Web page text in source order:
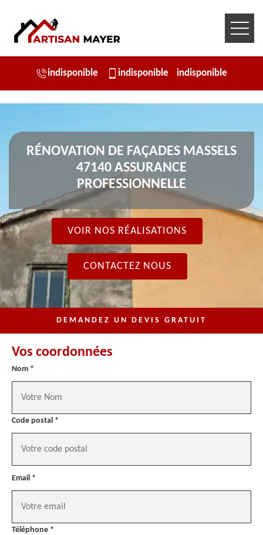
indisponible indisponible indisponible
RÉNOVATION DE FAÇADES MASSELS
47140 ASSURANCE
PROFESSIONNELLE
VOIR NOS RÉALISATIONS
CONTACTEZ NOUS
DEMANDEZ UN DEVIS GRATUIT
Vos coordonnées
Nom *
Code postal *
Email *
Téléphone *